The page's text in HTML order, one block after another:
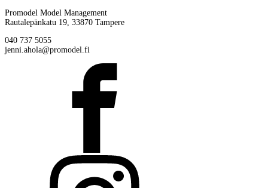
Promodel Model Management
Rautalepänkatu 19, 33870 Tampere
040 737 5055
jenni.ahola@promodel.fi